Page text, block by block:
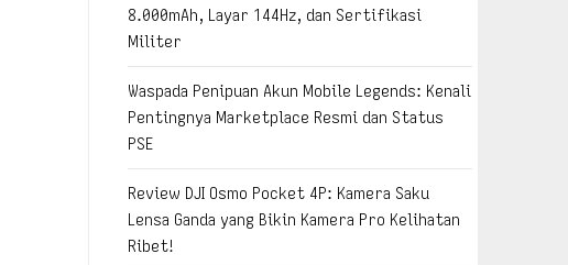
8.000mAh, Layar 144Hz, dan Sertifikasi
Militer
Waspada Penipuan Akun Mobile Legends: Kenali
Pentingnya Marketplace Resmi dan Status
PSE
Review DJI Osmo Pocket 4P: Kamera Saku
Lensa Ganda yang Bikin Kamera Pro Kelihatan
Ribet!